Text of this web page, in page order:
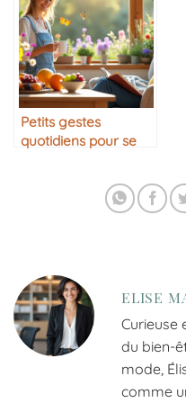
Petits gestes
quotidiens pour se
ELISE
Curieuse
du bien-
mode,
comme